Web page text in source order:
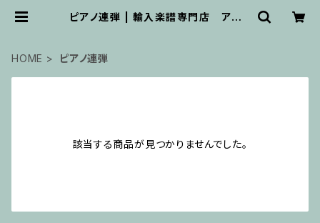
ピアノ連弾 | 輸入楽譜専門店 アトリ
HOME ピアノ連弾
該当する商品が見つかりませんでした。